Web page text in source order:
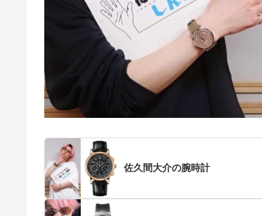
佐久間大介の腕時計